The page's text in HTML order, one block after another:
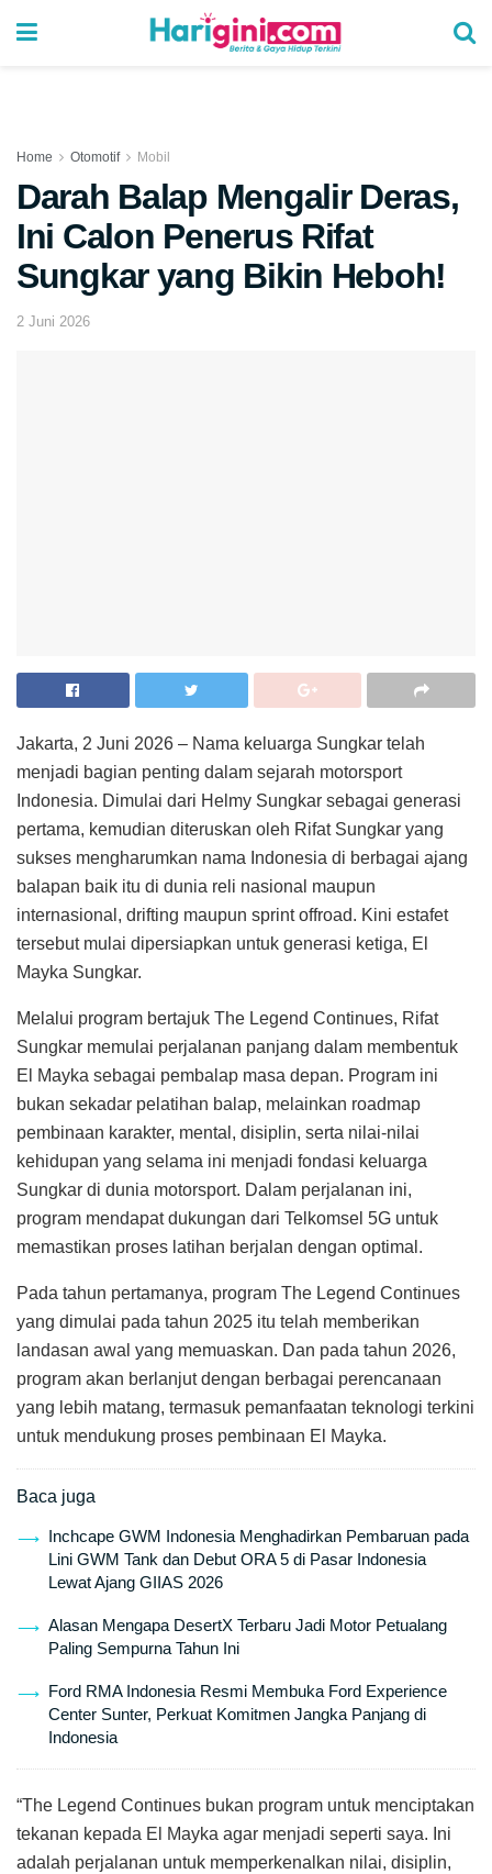
Home Otomotif Mobil
Darah Balap Mengalir Deras,
Ini Calon Penerus Rifat
Sungkar yang Bikin Heboh!
2 Juni 2026
Jakarta, 2 Juni 2026 – Nama keluarga Sungkar telah
menjadi bagian penting dalam sejarah motorsport
Indonesia. Dimulai dari Helmy Sungkar sebagai generasi
pertama, kemudian diteruskan oleh Rifat Sungkar yang
sukses mengharumkan nama Indonesia di berbagai ajang
balapan baik itu di dunia reli nasional maupun
internasional, drifting maupun sprint offroad. Kini estafet
tersebut mulai dipersiapkan untuk generasi ketiga, El
Mayka Sungkar.
Melalui program bertajuk The Legend Continues, Rifat
Sungkar memulai perjalanan panjang dalam membentuk
El Mayka sebagai pembalap masa depan. Program ini
bukan sekadar pelatihan balap, melainkan roadmap
pembinaan karakter, mental, disiplin, serta nilai-nilai
kehidupan yang selama ini menjadi fondasi keluarga
Sungkar di dunia motorsport. Dalam perjalanan ini,
program mendapat dukungan dari Telkomsel 5G untuk
memastikan proses latihan berjalan dengan optimal.
Pada tahun pertamanya, program The Legend Continues
yang dimulai pada tahun 2025 itu telah memberikan
landasan awal yang memuaskan. Dan pada tahun 2026,
program akan berlanjut dengan berbagai perencanaan
yang lebih matang, termasuk pemanfaatan teknologi terkini
untuk mendukung proses pembinaan El Mayka.
Baca juga
Inchcape GWM Indonesia Menghadirkan Pembaruan pada
Lini GWM Tank dan Debut ORA 5 di Pasar Indonesia
Lewat Ajang GIIAS 2026
Alasan Mengapa DesertX Terbaru Jadi Motor Petualang
Paling Sempurna Tahun Ini
Ford RMA Indonesia Resmi Membuka Ford Experience
Center Sunter, Perkuat Komitmen Jangka Panjang di
Indonesia
“The Legend Continues bukan program untuk menciptakan
tekanan kepada El Mayka agar menjadi seperti saya. Ini
adalah perjalanan untuk memperkenalkan nilai, disiplin,